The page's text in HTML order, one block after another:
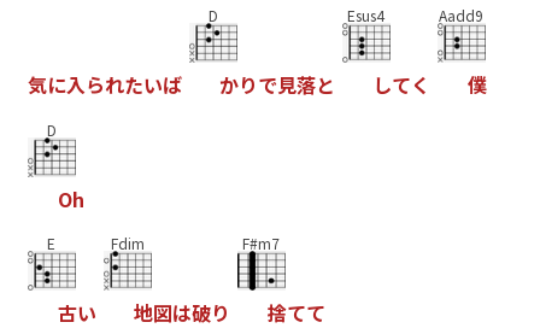
気に入られたいば
D
かりで見落と
Esus4
してく
Aadd9
僕
D
Oh
E
古い
Fdim
地図は破り
F#m7
捨てて